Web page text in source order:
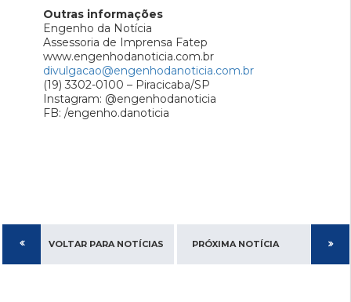
Outras informações
Engenho da Notícia
Assessoria de Imprensa Fatep
www.engenhodanoticia.com.br
divulgacao@engenhodanoticia.com.br
(19) 3302-0100 – Piracicaba/SP
Instagram: @engenhodanoticia
FB: /engenho.danoticia
VOLTAR PARA NOTÍCIAS PRÓXIMA NOTÍCIA